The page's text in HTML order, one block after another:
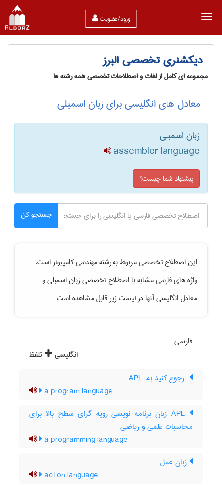
ورود/عضویت
دیکشنری تخصصی البرز
مجموعه ای کامل از لغات و اصطلاحات تخصصی همه رشته ها
معادل های انگلیسی برای زبان اسمبلی
زبان اسمبلی
assembler language
پیشنهاد شما چیست؟
جستجو کن
این اصطلاح تخصصی مربوط به رشتهمهندسی كامپيوتراست.
واژه های فارسی مشابه با اصطلاح تخصصیزبان اسمبلیو
معادل انگلیسی آنها در لیست زیر قابل مشاهده است
فارسی
انگلیسی
تلفظ
a program language
APL زبان برنامه نویسی رویه گرای سطح بالا برای
محاسبات علمی و ریاضی
a programming language
زبان عمل
action language